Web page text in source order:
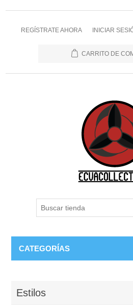
REGÍSTRATE AHORA INICIAR
CARRITO DE
CATEGORÍAS
Estilos